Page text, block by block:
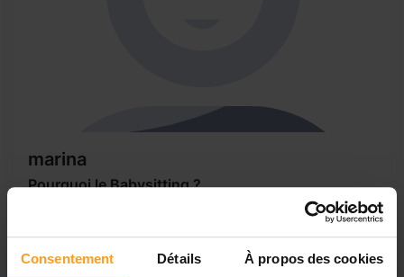
Consentement Détails À propos des cookies
marina
Pourquoi le Babysitting ?
Bonjour, je m'appelle Marina j'ai 16 ans. Actuellement en
pour me faire de l'argent de poche pendant mes
vacances. J'ai l'habitude de garder des enfants, je gardais